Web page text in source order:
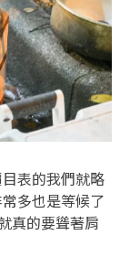
表的我們就略
多也是等候了
真的要聳著肩